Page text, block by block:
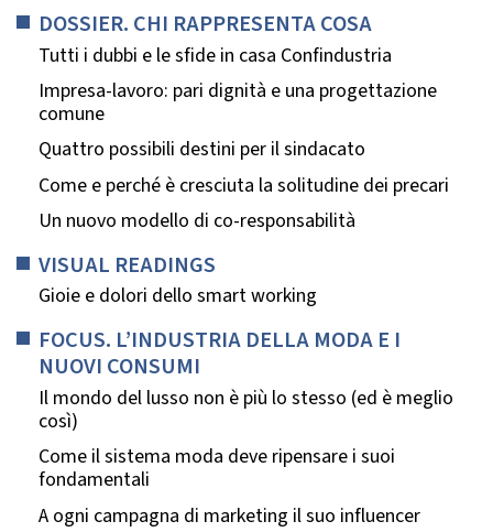
DOSSIER. CHI RAPPRESENTA COSA
Tutti i dubbi e le sfide in casa Confindustria
Impresa-lavoro: pari dignità e una progettazione
comune
Quattro possibili destini per il sindacato
Come e perché è cresciuta la solitudine dei precari
Un nuovo modello di co-responsabilità
VISUAL READINGS
Gioie e dolori dello smart working
FOCUS. L’INDUSTRIA DELLA MODA E I
NUOVI CONSUMI
Il mondo del lusso non è più lo stesso (ed è meglio
così)
Come il sistema moda deve ripensare i suoi
fondamentali
A ogni campagna di marketing il suo influencer